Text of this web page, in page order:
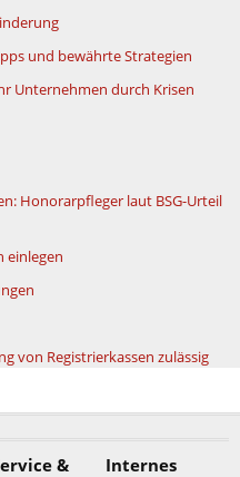
und bewährte Strategien
Unternehmen durch Krisen
Honorarpfleger laut BSG-Urteil
einlegen
von Registrierkassen zulässig
&
Internes